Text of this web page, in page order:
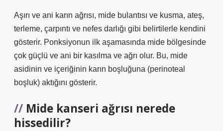
Aşırı ve ani karın ağrısı, mide bulantısı ve kusma, ateş,
terleme, çarpıntı ve nefes darlığı gibi belirtilerle kendini
gösterir. Ponksiyonun ilk aşamasında mide bölgesinde
çok güçlü ve ani bir kasılma ve ağrı olur. Bu, mide
asidinin ve içeriğinin karın boşluğuna (perinoteal
boşluk) aktığını gösterir.
Mide kanseri ağrısı nerede
hissedilir?